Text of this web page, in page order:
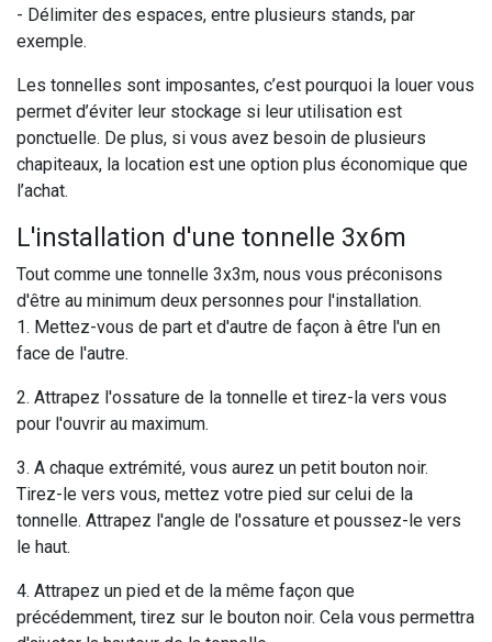
- Délimiter des espaces, entre plusieurs stands, par
exemple.
Les tonnelles sont imposantes, c’est pourquoi la louer vous
permet d’éviter leur stockage si leur utilisation est
ponctuelle. De plus, si vous avez besoin de plusieurs
chapiteaux, la location est une option plus économique que
l’achat.
L'installation d'une tonnelle 3x6m
Tout comme une tonnelle 3x3m, nous vous préconisons
d'être au minimum deux personnes pour l'installation.
1. Mettez-vous de part et d'autre de façon à être l'un en
face de l'autre.
2. Attrapez l'ossature de la tonnelle et tirez-la vers vous
pour l'ouvrir au maximum.
3. A chaque extrémité, vous aurez un petit bouton noir.
Tirez-le vers vous, mettez votre pied sur celui de la
tonnelle. Attrapez l'angle de l'ossature et poussez-le vers
le haut.
4. Attrapez un pied et de la même façon que
précédemment, tirez sur le bouton noir. Cela vous permettra